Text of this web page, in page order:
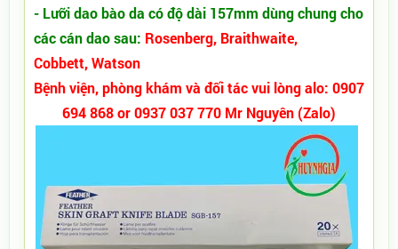
- Lưỡi dao bào da có độ dài 157mm dùng chung cho
các cán dao sau: Rosenberg, Braithwaite,
Cobbett, Watson
Bệnh viện, phòng khám và đối tác vui lòng alo: 0907
694 868 or 0937 037 770 Mr Nguyên (Zalo)